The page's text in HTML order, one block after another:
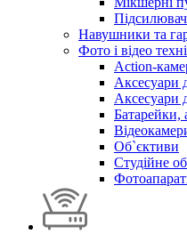
Навушники та
Фото і відео
Action-
Аксесуари
Аксесуари
Батарейки,
Об`єктиви
Студійне